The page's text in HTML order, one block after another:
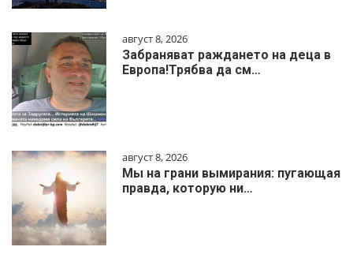
август 8, 2026
Забраняват раждането на деца в
Европа!Трябва да см…
август 8, 2026
Мы на грани вымирания: пугающая
правда, которую ни…